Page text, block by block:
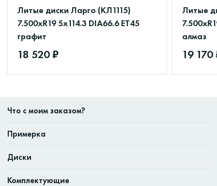
Литые диски Ларго (КЛ1115)
7.500xR19 5x114.3 DIA66.6 ET45
графит
18 520 ₽
Литые
алмаз
19 170
Что с моим заказом?
Примерка
Диски
Комплектующие